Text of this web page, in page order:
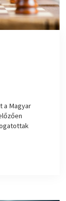
a Magyar